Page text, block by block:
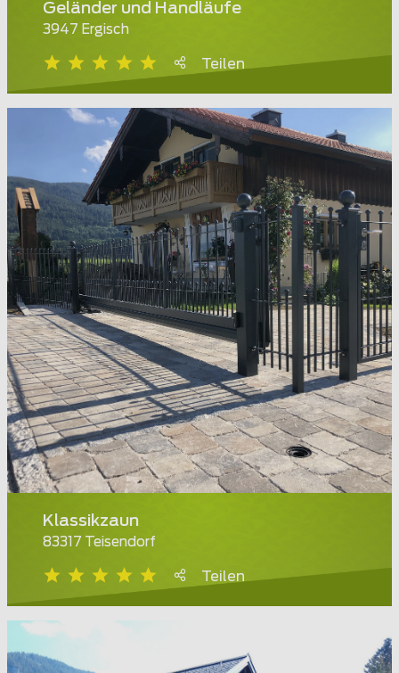
Geländer und Handläufe
3947 Ergisch
Teilen
Klassikzaun
83317 Teisendorf
Teilen